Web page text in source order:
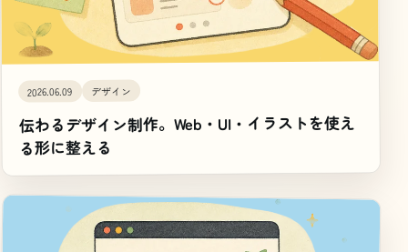
2026.06.09 デザイン
伝わるデザイン制作。Web・UI・イラストを使え
る形に整える